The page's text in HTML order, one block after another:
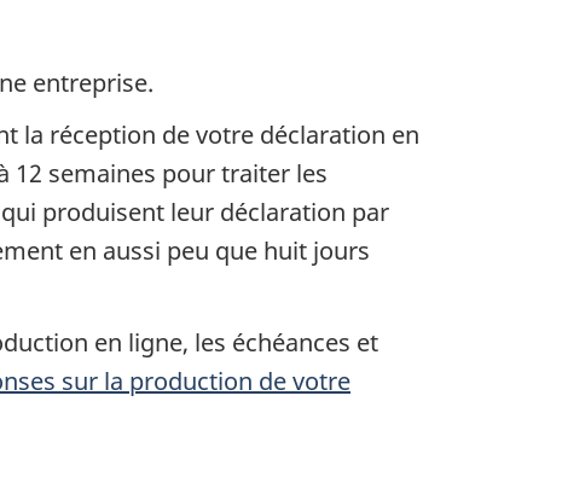
entreprise.
la réception de votre déclaration en
12 semaines pour traiter les
produisent leur déclaration par
en aussi peu que huit jours
en ligne, les échéances et
sur la production de votre